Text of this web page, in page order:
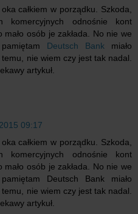
całkiem w porządku. Szkoda,
komercyjnych odnośnie kont
mało osób je zakłada. No nie we
Deutsch Bank miało
nie wiem czy jest tak nadal.
artykuł.
09:17
całkiem w porządku. Szkoda,
komercyjnych odnośnie kont
mało osób je zakłada. No nie we
Deutsch Bank miało
nie wiem czy jest tak nadal.
artykuł.